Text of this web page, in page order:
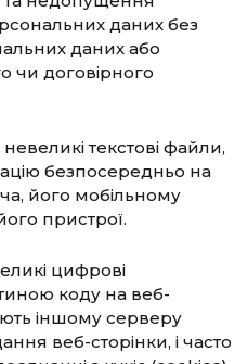
даних без
даних або
чи договірного
невеликі текстові файли,
безпосередньо на
його мобільному
пристрої.
цифрові
коду на веб-
іншому серверу
веб-сторінки, і часто